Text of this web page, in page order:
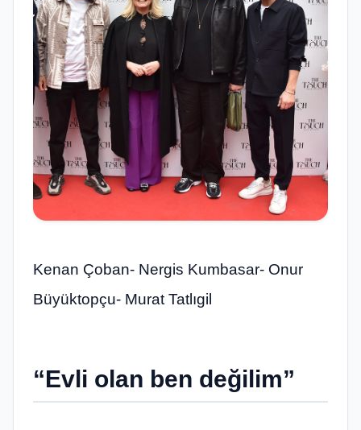
Kenan Çoban- Nergis Kumbasar- Onur
Büyüktopçu- Murat Tatlıgil
“Evli olan ben değilim”